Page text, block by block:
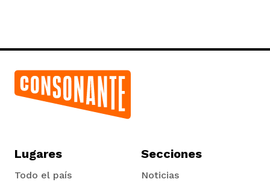
Lugares
Todo el país
Secciones
Noticias